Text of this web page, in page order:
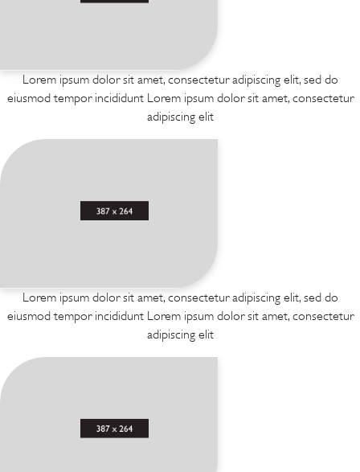
Lorem ipsum dolor sit amet, consectetur adipiscing elit, sed do
eiusmod tempor incididunt Lorem ipsum dolor sit amet, consectetur
adipiscing elit
Lorem ipsum dolor sit amet, consectetur adipiscing elit, sed do
eiusmod tempor incididunt Lorem ipsum dolor sit amet, consectetur
adipiscing elit